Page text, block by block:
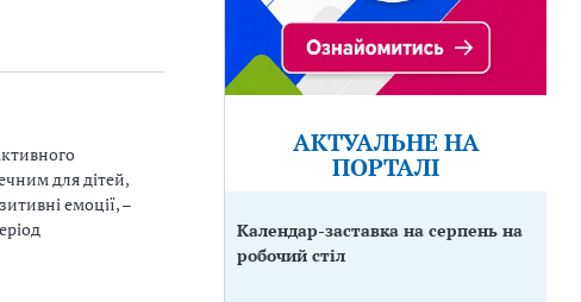
для дітей,
емоції, –
АКТУАЛЬНЕ НА
ПОРТАЛІ
Календар-заставка на серпень на
робочий стіл